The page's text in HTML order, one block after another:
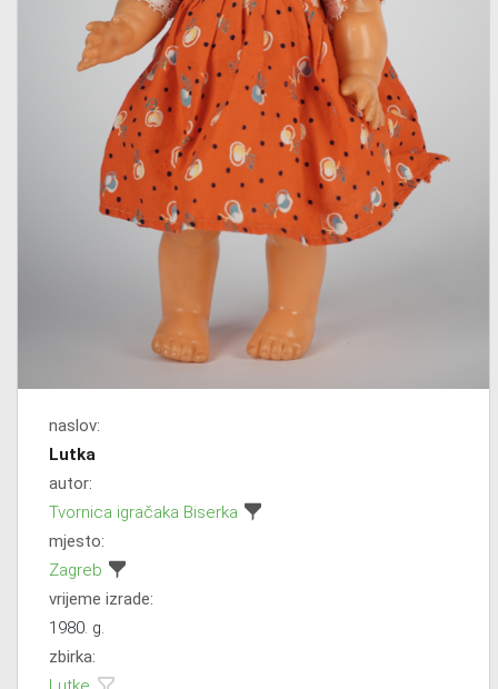
naslov:
Lutka
autor:
Tvornica igračaka Biserka
mjesto:
Zagreb
vrijeme izrade:
1980. g.
zbirka: